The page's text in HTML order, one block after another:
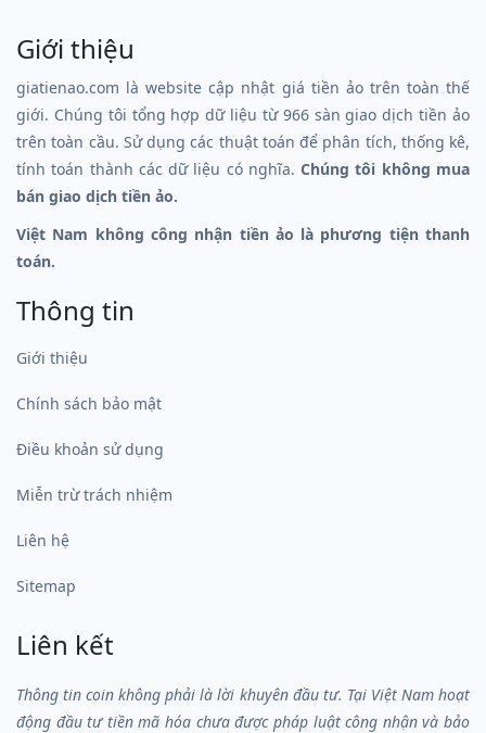
Giới thiệu
giatienao.com là website cập nhật giá tiền ảo trên toàn thế
giới. Chúng tôi tổng hợp dữ liệu từ 966 sàn giao dịch tiền ảo
trên toàn cầu. Sử dụng các thuật toán để phân tích, thống kê,
tính toán thành các dữ liệu có nghĩa.Chúng tôi không mua
bán giao dịch tiền ảo.
Việt Nam không công nhận tiền ảo là phương tiện thanh
toán.
Thông tin
Giới thiệu
Chính sách bảo mật
Điều khoản sử dụng
Miễn trừ trách nhiệm
Liên hệ
Sitemap
Liên kết
Thông tin coin không phải là lời khuyên đầu tư. Tại Việt Nam hoạt
động đầu tư tiền mã hóa chưa được pháp luật công nhận và bảo